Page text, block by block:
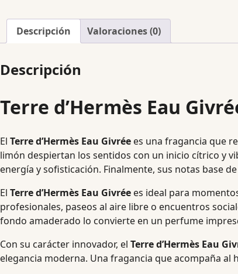
Descripción Valoraciones (0)
Descripción
Terre d’Hermès Eau
El Terre d’Hermès Eau Givrée es una fragancia que
limón despiertan los sentidos con un inicio cítrico y
energía y sofisticación. Finalmente, sus notas base
El Terre d’Hermès Eau Givrée es ideal para
profesionales, paseos al aire libre o encuentros
fondo amaderado lo convierte en un perfume
Con su carácter innovador, el Terre d’Hermès Eau
elegancia moderna. Una fragancia que acompaña